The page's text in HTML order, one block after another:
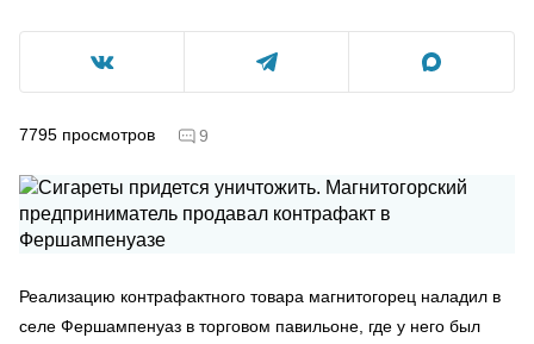
7795 просмотров 9
Реализацию контрафактного товара магнитогорец наладил в
селе Фершампенуаз в торговом павильоне, где у него был